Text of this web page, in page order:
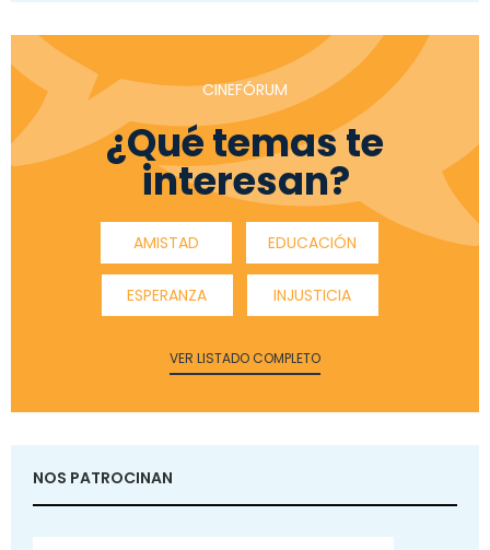
CINEFÓRUM
¿Qué temas te
interesan?
AMISTAD EDUCACIÓN
ESPERANZA INJUSTICIA
VER LISTADO COMPLETO
NOS PATROCINAN